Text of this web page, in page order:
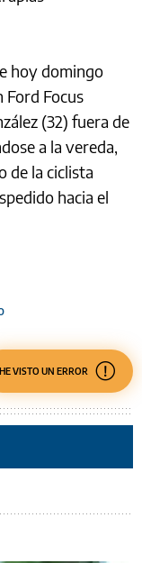
hoy domingo
Ford Focus
(32) fuera de
a la vereda,
de la ciclista
hacia el
HE VISTO UN ERROR